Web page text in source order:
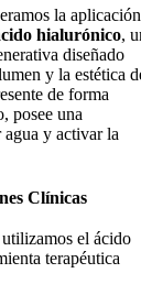
la aplicación
hialurónico,
diseñado
y la estética
de forma
posee una
agua y activar la
Clínicas
el ácido
terapéutica